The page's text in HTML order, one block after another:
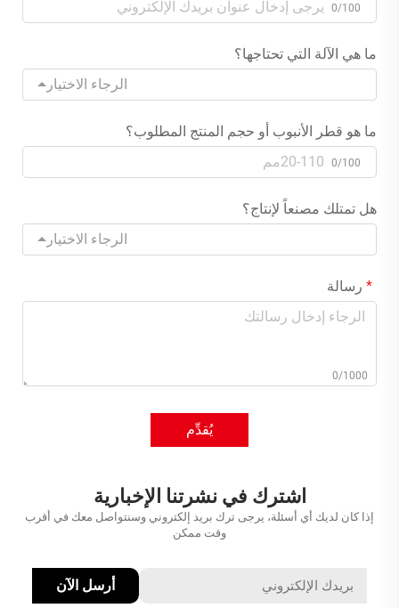
0/100
ما هي الآلة التي تحتاجها؟
الرجاء الاختيار
ما هو قطر الأنبوب أو حجم المنتج المطلوب؟
0/100
هل تمتلك مصنعاً لإنتاج؟
الرجاء الاختيار
رسالة
0/1000
يُقدِّم
اشترك في نشرتنا الإخبارية
إذا كان لديك أي أسئلة، يرجى ترك بريد إلكتروني وسنتواصل معك في أقرب
وقت ممكن
أرسل الآن